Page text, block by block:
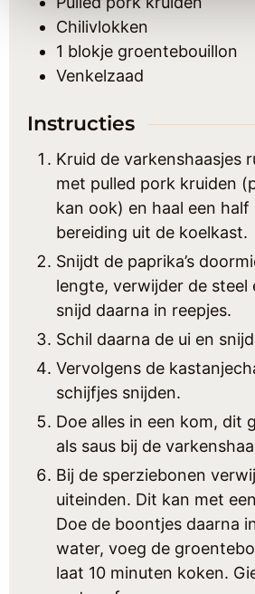
Chilivlokken
1 blokje groentebouillon
Venkelzaad
Instructies
Kruid de varkenshaasjes
met pulled pork kruiden
kan ook) en haal een half
bereiding uit de koelkast.
Snijdt de paprika’s
lengte, verwijder de steel
snijd daarna in reepjes.
Schil daarna de ui en
Vervolgens de
schijfjes snijden.
Doe alles in een kom, dit
als saus bij de
Bij de sperziebonen
uiteinden. Dit kan met
Doe de boontjes daarna
water, voeg de
laat 10 minuten koken.